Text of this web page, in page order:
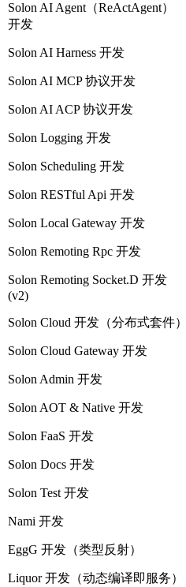
Solon AI Agent（ReActAgent）
开发
Solon AI Harness 开发
Solon AI MCP 协议开发
Solon AI ACP 协议开发
Solon Logging 开发
Solon Scheduling 开发
Solon RESTful Api 开发
Solon Local Gateway 开发
Solon Remoting Rpc 开发
Solon Remoting Socket.D 开发
(v2)
Solon Cloud 开发（分布式套件）
Solon Cloud Gateway 开发
Solon Admin 开发
Solon AOT & Native 开发
Solon FaaS 开发
Solon Docs 开发
Solon Test 开发
Nami 开发
EggG 开发（类型反射）
Liquor 开发（动态编译即服务）